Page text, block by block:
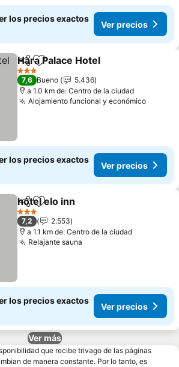
los precios exactos
Ver precios
CompartirAgregar a favoritos
Hara Palace Hotel
3 Estrellas
7,6 Bueno
5.436
a 1.0 km de: Centro de la ciudad
Alojamiento funcional y económico
los precios exactos
Ver precios
CompartirAgregar a favoritos
hotel elo inn
3 Estrellas
7,2
2.553
a 1.1 km de: Centro de la ciudad
Relajante sauna
los precios exactos
Ver precios
Ver más
que recibe trivago de las páginas
de manera constante. Por lo tanto, es